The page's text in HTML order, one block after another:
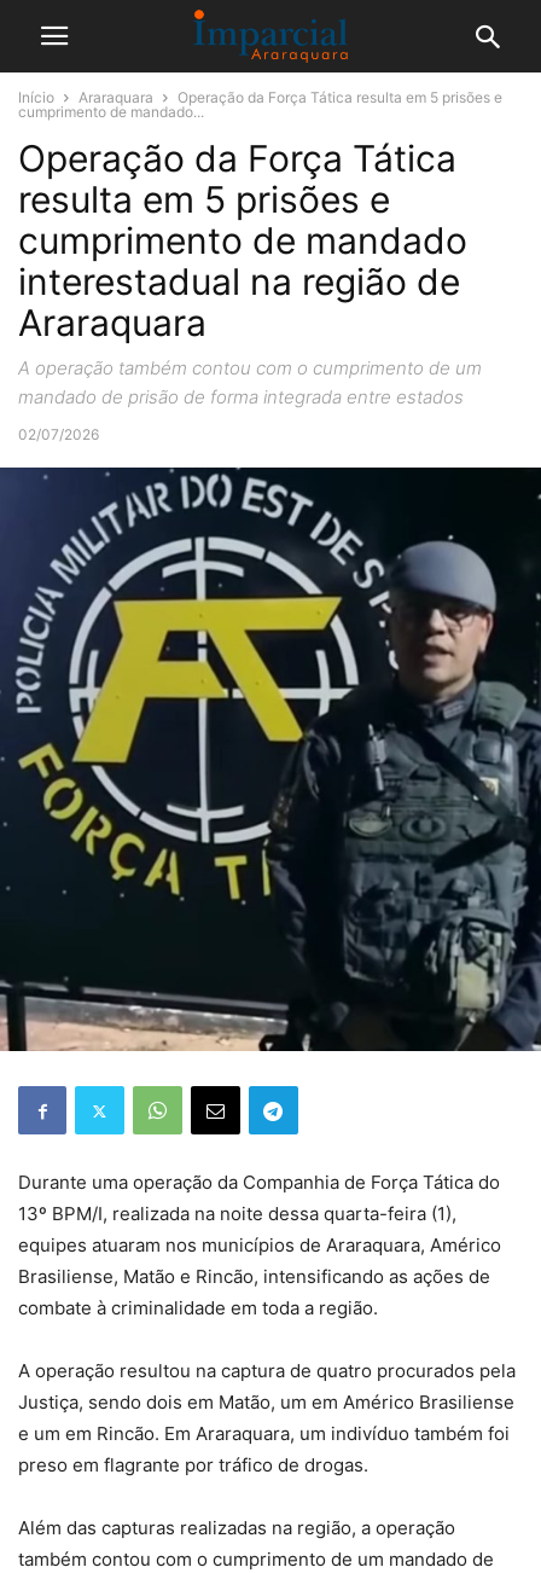
Início Araraquara
Operação da Força Tática resulta em 5 prisões e
cumprimento de mandado...
Operação da Força Tática
resulta em 5 prisões e
cumprimento de mandado
interestadual na região de
Araraquara
A operação também contou com o cumprimento de um
mandado de prisão de forma integrada entre estados
02/07/2026
Durante uma operação da Companhia de Força Tática do
13º BPM/I, realizada na noite dessa quarta-feira (1),
equipes atuaram nos municípios de Araraquara, Américo
Brasiliense, Matão e Rincão, intensificando as ações de
combate à criminalidade em toda a região.
A operação resultou na captura de quatro procurados pela
Justiça, sendo dois em Matão, um em Américo Brasiliense
e um em Rincão. Em Araraquara, um indivíduo também foi
preso em flagrante por tráfico de drogas.
Além das capturas realizadas na região, a operação
também contou com o cumprimento de um mandado de